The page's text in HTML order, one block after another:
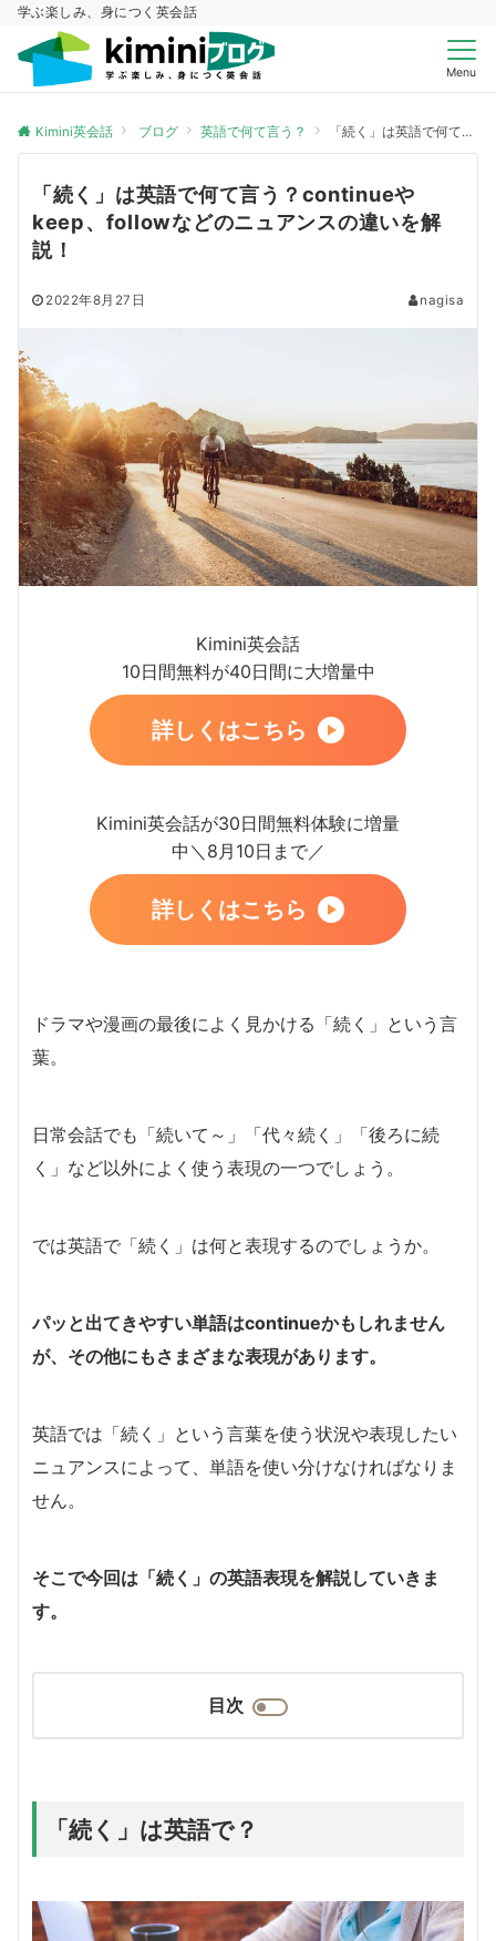
学ぶ楽しみ、身につく英会話
Menu
Kimini英会話 ブログ 英語で何て言う？ 「続く」は英語で何て言う？continueやkeep、followなどのニュアンスの違いを解説！
「続く」は英語で何て言う？continueや
keep、followなどのニュアンスの違いを解
説！
2022年8月27日 nagisa
Kimini英会話
10日間無料が40日間に大増量中
詳しくはこちら
Kimini英会話が30日間無料体験に増量
中＼8月10日まで／
詳しくはこちら
ドラマや漫画の最後によく見かける「続く」という言
葉。
日常会話でも「続いて～」「代々続く」「後ろに続
く」など以外によく使う表現の一つでしょう。
では英語で「続く」は何と表現するのでしょうか。
パッと出てきやすい単語はcontinueかもしれません
が、その他にもさまざまな表現があります。
英語では「続く」という言葉を使う状況や表現したい
ニュアンスによって、単語を使い分けなければなりま
せん。
そこで今回は「続く」の英語表現を解説していきま
す。
目次
「続く」は英語で？